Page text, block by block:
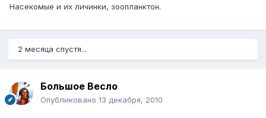
Насекомые и их личинки, зоопланктон.
2 месяца спустя...
Большое Весло
Опубликовано 13 декабря, 2010